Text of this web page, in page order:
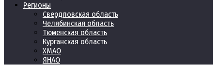
Регионы
Свердловская область
Челябинская область
Тюменская область
Курганская область
ХМАО
ЯНАО